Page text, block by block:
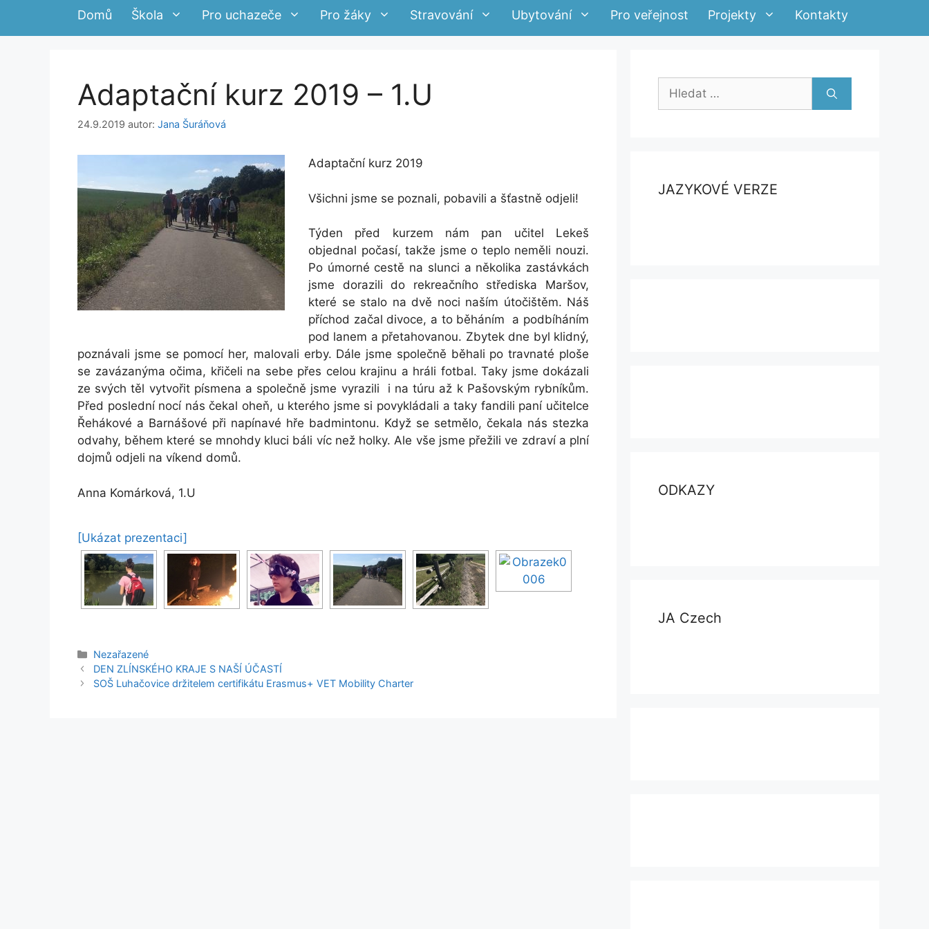
Domů Škola Pro uchazeče Pro žáky Stravování Ubytování Pro veřejnost Projekty Kontakty
Adaptační kurz 2019 – 1.U
24.9.2019 autor: Jana Šuráňová
Adaptační kurz 2019
Všichni jsme se poznali, pobavili a šťastně odjeli!
Týden před kurzem nám pan učitel Lekeš
objednal počasí, takže jsme o teplo neměli nouzi.
Po úmorné cestě na slunci a několika zastávkách
jsme dorazili do rekreačního střediska Maršov,
které se stalo na dvě noci naším útočištěm. Náš
příchod začal divoce, a to běháním a podbíháním
pod lanem a přetahovanou. Zbytek dne byl klidný,
poznávali jsme se pomocí her, malovali erby. Dále jsme společně běhali po travnaté ploše
se zavázanýma očima, křičeli na sebe přes celou krajinu a hráli fotbal. Taky jsme dokázali
ze svých těl vytvořit písmena a společně jsme vyrazili i na túru až k Pašovským rybníkům.
Před poslední nocí nás čekal oheň, u kterého jsme si povykládali a taky fandili paní učitelce
Řehákové a Barnášové při napínavé hře badmintonu. Když se setmělo, čekala nás stezka
odvahy, během které se mnohdy kluci báli víc než holky. Ale vše jsme přežili ve zdraví a plní
dojmů odjeli na víkend domů.
Anna Komárková, 1.U
[Ukázat prezentaci]
Rubriky
Nezařazené
DEN ZLÍNSKÉHO KRAJE S NAŠÍ ÚČASTÍ
SOŠ Luhačovice držitelem certifikátu Erasmus+ VET Mobility Charter
Hledat:
JAZYKOVÉ VERZE
ODKAZY
JA Czech